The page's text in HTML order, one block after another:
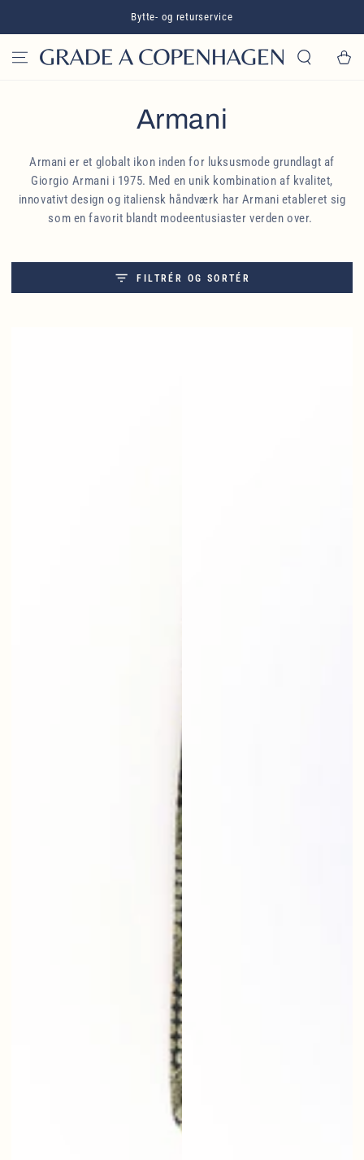
Bytte- og returservice
Kurv
Kollektion:
Armani
Armani er et globalt ikon inden for luksusmode grundlagt af
Giorgio Armani i 1975. Med en unik kombination af kvalitet,
innovativt design og italiensk håndværk har Armani etableret sig
som en favorit blandt modeentusiaster verden over.
FILTRÉR OG SORTÉR